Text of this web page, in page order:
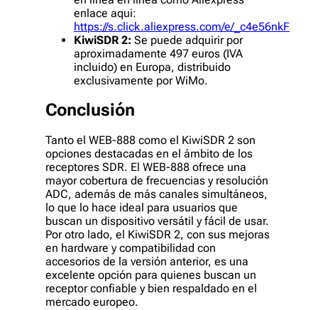
enlace aqui:
https://s.click.aliexpress.com/e/_c4e56nkF
KiwiSDR 2: Se puede adquirir por
aproximadamente 497 euros (IVA
incluido) en Europa, distribuido
exclusivamente por WiMo.
Conclusión
Tanto el WEB-888 como el KiwiSDR 2 son
opciones destacadas en el ámbito de los
receptores SDR. El WEB-888 ofrece una
mayor cobertura de frecuencias y resolución
ADC, además de más canales simultáneos,
lo que lo hace ideal para usuarios que
buscan un dispositivo versátil y fácil de usar.
Por otro lado, el KiwiSDR 2, con sus mejoras
en hardware y compatibilidad con
accesorios de la versión anterior, es una
excelente opción para quienes buscan un
receptor confiable y bien respaldado en el
mercado europeo.